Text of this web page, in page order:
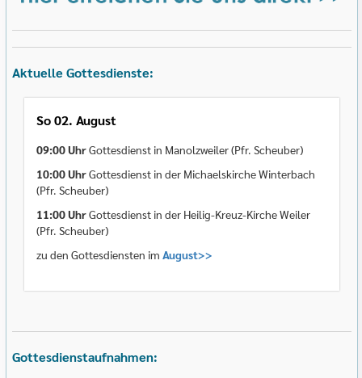
Aktuelle Gottesdienste:
So 02. August
09:00 UhrGottesdienst in Manolzweiler (Pfr. Scheuber)
10:00 UhrGottesdienst in der Michaelskirche Winterbach
(Pfr. Scheuber)
11:00 UhrGottesdienst in der Heilig-Kreuz-Kirche Weiler
(Pfr. Scheuber)
zu den Gottesdiensten im August>>
Gottesdienstaufnahmen: